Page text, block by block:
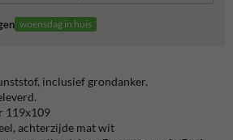
woensdag in huis
inclusief grondanker.
119x109
achterzijde mat wit